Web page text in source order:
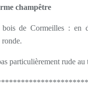
champêtre
de Cormeilles : en
ronde.
particulièrement rude au